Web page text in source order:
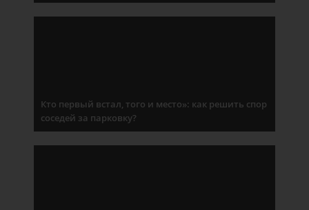
Кто первый встал, того и место»: как решить спор
соседей за парковку?